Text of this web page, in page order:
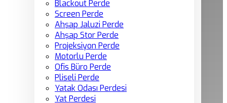
Blackout Perde
Screen Perde
Ahşap Jaluzi Perde
Ahşap Stor Perde
Projeksiyon Perde
Motorlu Perde
Ofis Büro Perde
Pliseli Perde
Yatak Odası Perdesi
Yat Perdesi